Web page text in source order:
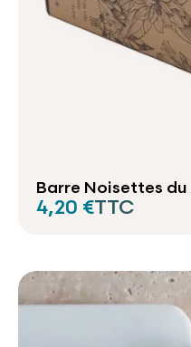
Barre Noisettes
4,20 €TTC